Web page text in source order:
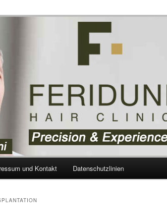
– Blog
und Kontakt Datenschutzlinien